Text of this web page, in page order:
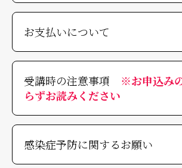
お支払いについて
受講時の注意事項 ※お申込み
らずお読みください
感染症予防に関するお願い